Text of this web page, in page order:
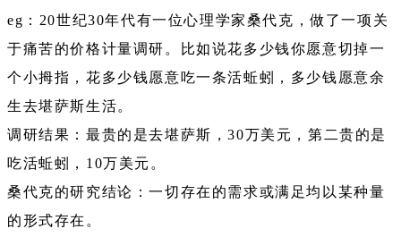
eg：20世纪30年代有一位心理学家桑代克，做了一项关
于痛苦的价格计量调研。比如说花多少钱你愿意切掉一
个小拇指，花多少钱愿意吃一条活蚯蚓，多少钱愿意余
生去堪萨斯生活。
调研结果：最贵的是去堪萨斯，30万美元，第二贵的是
吃活蚯蚓，10万美元。
桑代克的研究结论：一切存在的需求或满足均以某种量
的形式存在。